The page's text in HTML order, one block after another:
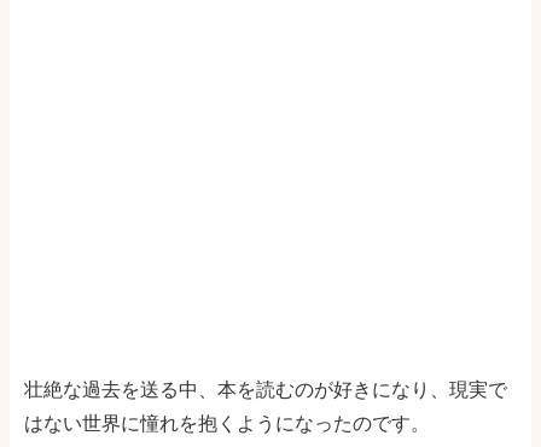
壮絶な過去を送る中、本を読むのが好きになり、現実で
はない世界に憧れを抱くようになったのです。